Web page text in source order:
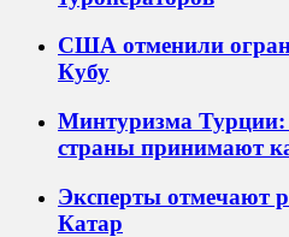
США отменили
Кубу
Минтуризма Турции:
страны принимают
Эксперты отмечают
Катар